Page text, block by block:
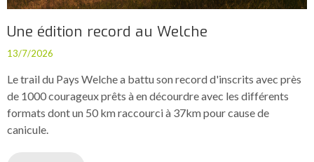
Une édition record au Welche
13/7/2026
Le trail du Pays Welche a battu son record d'inscrits avec près
de 1000 courageux prêts à en décourdre avec les différents
formats dont un 50 km raccourci à 37km pour cause de
canicule.